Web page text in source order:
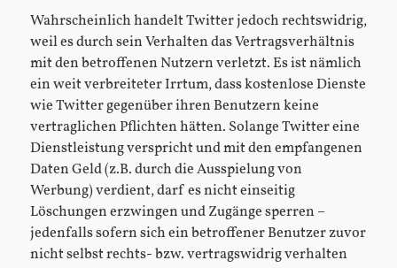
Wahrscheinlich handelt Twitter jedoch rechtswidrig,
weil es durch sein Verhalten das Vertragsverhältnis
mit den betroffenen Nutzern verletzt. Es ist nämlich
ein weit verbreiteter Irrtum, dass kostenlose Dienste
wie Twitter gegenüber ihren Benutzern keine
vertraglichen Pflichten hätten. Solange Twitter eine
Dienstleistung verspricht und mit den empfangenen
Daten Geld (z.B. durch die Ausspielung von
Werbung) verdient, darf es nicht einseitig
Löschungen erzwingen und Zugänge sperren –
jedenfalls sofern sich ein betroffener Benutzer zuvor
nicht selbst rechts- bzw. vertragswidrig verhalten